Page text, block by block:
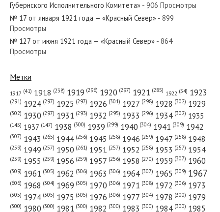
№ 121 от мая 1967 года — «Красный Север»
№ 153 от июля 1928 года — «Красный Север»
№ 251 от декабря 1945 года — «Красный Север»
Губернского Исполнительного Комитета» - 906 Просмотры
№ 17 от января 1921 года — «Красный Север» - 899
Просмотры
№ 127 от июня 1921 года — «Красный Север» - 864
Просмотры
Метки
1917 (41) 1918 (238) 1919 (296) 1920 (297) 1921 (285) 1922 (54) 1923
(291) 1924 (297) 1925 (297) 1926 (301) 1927 (298) 1928 (302) 1929
(302) 1930 (297) 1931 (293) 1932 (295) 1933 (296) 1934 (302) 1935
(145) 1937 (147) 1938 (300) 1939 (299) 1940 (304) 1941 (309) 1942
(307) 1943 (265) 1944 (256) 1945 (258) 1946 (259) 1947 (258) 1948
(259) 1949 (257) 1950 (261) 1951 (257) 1952 (258) 1953 (257) 1954
(259) 1955 (259) 1956 (259) 1957 (256) 1958 (270) 1959 (307) 1960
(309) 1961 (305) 1962 (306) 1963 (306) 1964 (307) 1965 (309) 1967
(606) 1968 (304) 1969 (305) 1970 (306) 1971 (308) 1972 (306) 1973
(305) 1974 (305) 1975 (305) 1976 (306) 1977 (304) 1978 (300) 1979
(300) 1980 (300) 1981 (300) 1982 (300) 1983 (300) 1984 (300) 1985